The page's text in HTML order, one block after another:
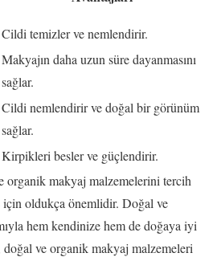
Cildi temizler ve nemlendirir.
Makyajın daha uzun süre dayanmasını
sağlar.
Cildi nemlendirir ve doğal bir görünüm
sağlar.
Kirpikleri besler ve güçlendirir.
organik makyaj malzemelerini tercih
için oldukça önemlidir. Doğal ve
hem kendinize hem de doğaya iyi
ve organik makyaj malzemeleri